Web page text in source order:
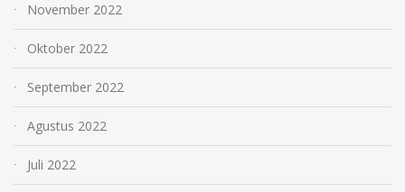
November 2022
Oktober 2022
September 2022
Agustus 2022
Juli 2022